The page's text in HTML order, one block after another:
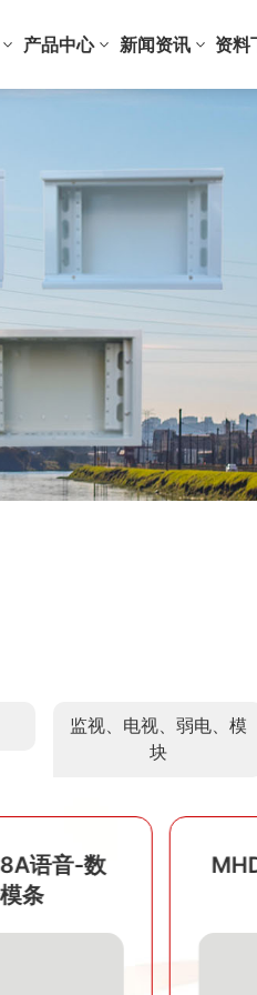
产品中心 新闻资讯 资料
监视、电视、弱电、模
块
语音-数
条